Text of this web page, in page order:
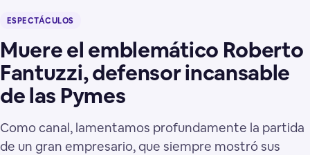
ESPECTÁCULOS
Muere el emblemático Roberto
Fantuzzi, defensor incansable
de las Pymes
Como canal, lamentamos profundamente la partida
de un gran empresario, que siempre mostró sus